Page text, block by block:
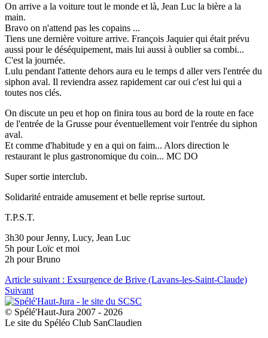
On arrive a la voiture tout le monde et là, Jean Luc la bière a la
main.
Bravo on n'attend pas les copains ...
Tiens une dernière voiture arrive. François Jaquier qui était prévu
aussi pour le déséquipement, mais lui aussi à oublier sa combi...
C'est la journée.
Lulu pendant l'attente dehors aura eu le temps d aller vers l'entrée du
siphon aval. Il reviendra assez rapidement car oui c'est lui qui a
toutes nos clés.
On discute un peu et hop on finira tous au bord de la route en face
de l'entrée de la Grusse pour éventuellement voir l'entrée du siphon
aval.
Et comme d'habitude y en a qui on faim... Alors direction le
restaurant le plus gastronomique du coin... MC DO
Super sortie interclub.
Solidarité entraide amusement et belle reprise surtout.
T.P.S.T.
3h30 pour Jenny, Lucy, Jean Luc
5h pour Loïc et moi
2h pour Bruno
Article suivant : Exsurgence de Brive (Lavans-les-Saint-Claude)
Suivant
© Spélé'Haut-Jura 2007 - 2026
Le site du Spéléo Club SanClaudien